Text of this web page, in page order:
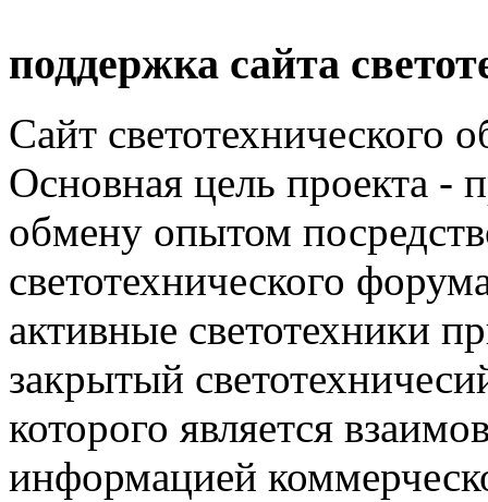
поддержка сайта
Сайт светотехнического
Основная цель проекта -
обмену опытом
светотехнического
активные светотехники
закрытый
которого является
информацией